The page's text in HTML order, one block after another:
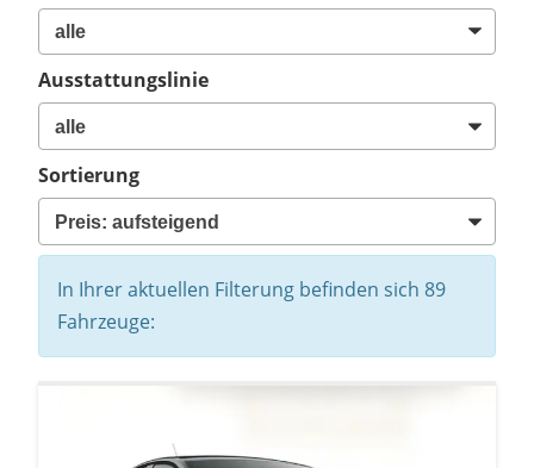
Ausstattungslinie
Sortierung
In Ihrer aktuellen Filterung befinden sich 89
Fahrzeuge: